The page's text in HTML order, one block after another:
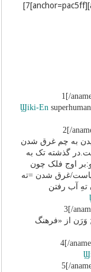
[sup][aname=rpac5ff][[/aname][anchor=pac5ff]7]
Ϣiki-Ensuperhuman
به چم غرق شدن
گذشته تک به
اوج فلک چون
غرق شدن =ته
تهِ آب رفتن
وَرَن از «فرهنگ